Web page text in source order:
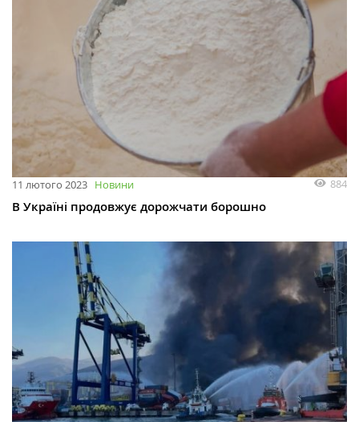
11 лютого 2023 Новини 884
В Україні продовжує дорожчати борошно